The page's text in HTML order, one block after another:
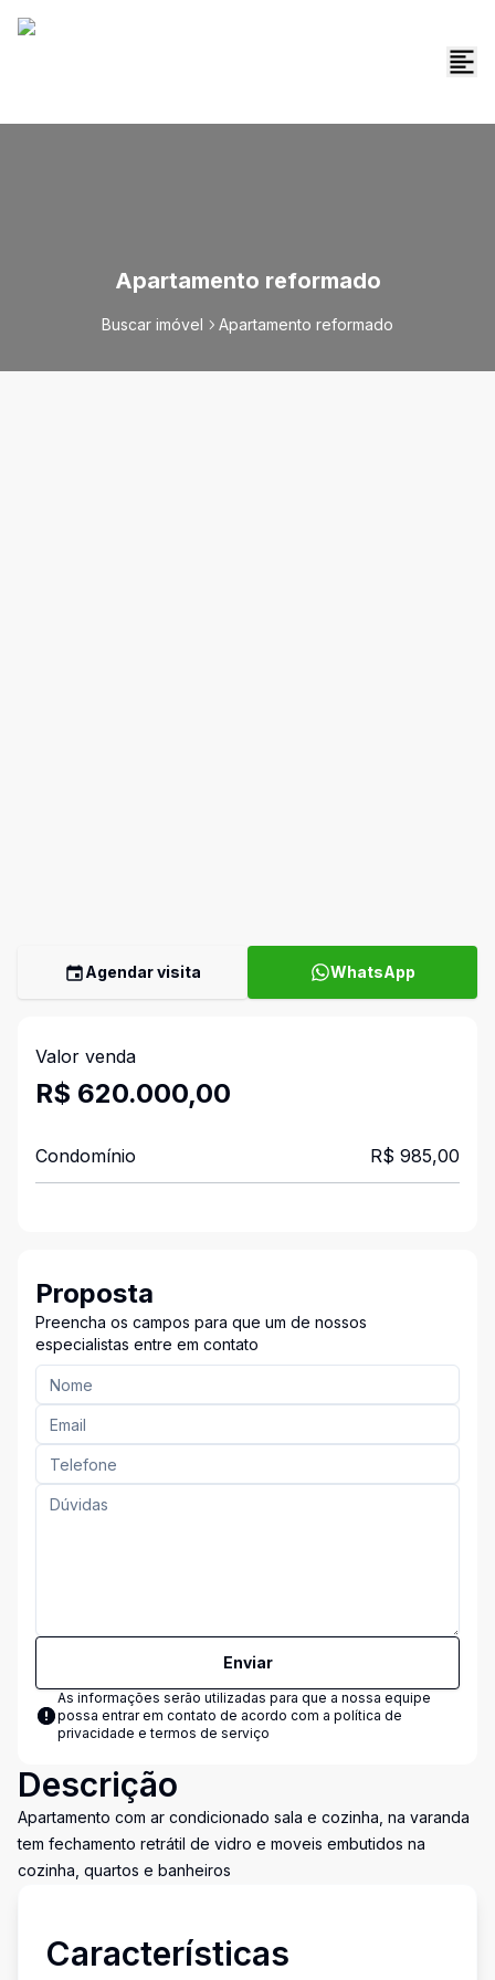
Apartamento reformado
Buscar imóvel Apartamento reformado
Agendar visita WhatsApp
Valor venda
R$ 620.000,00
Condomínio R$ 985,00
Proposta
Preencha os campos para que um de nossos
especialistas entre em contato
Enviar
As informações serão utilizadas para que a nossa equipe
possa entrar em contato de acordo com a política de
privacidade e termos de serviço
Descrição
Apartamento com ar condicionado sala e cozinha, na varanda
tem fechamento retrátil de vidro e moveis embutidos na
cozinha, quartos e banheiros
Características